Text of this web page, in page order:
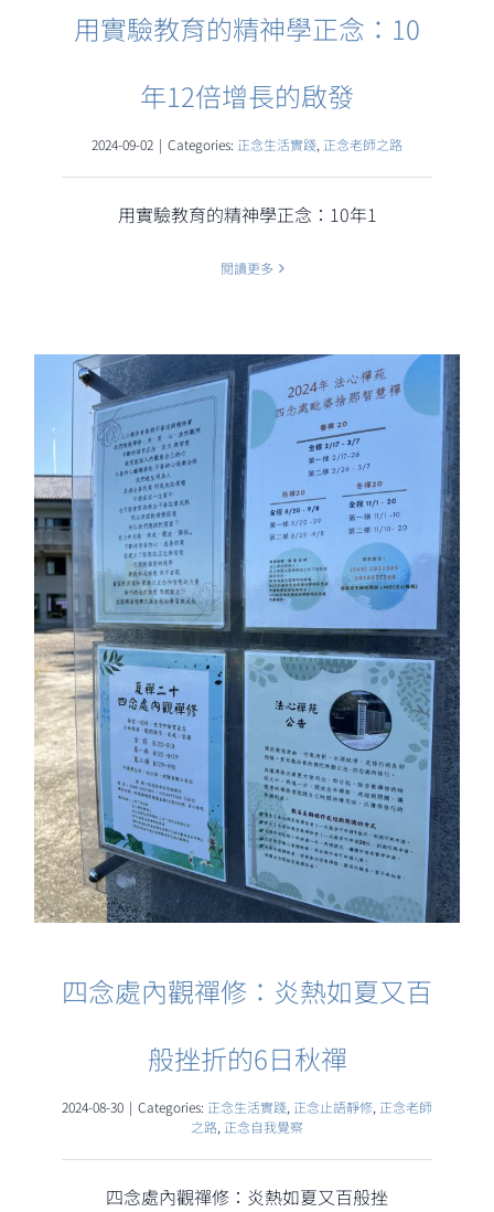
用實驗教育的精神學正念：10
年12倍增長的啟發
2024-09-02 | Categories: 正念生活實踐 正念老師之路
用實驗教育的精神學正念：10年1
閱讀更多
四念處內觀禪修：炎熱如夏又百
般挫折的6日秋禪
2024-08-30 | Categories: 正念生活實踐 正念止語靜修 正念老師
之路 正念自我覺察
四念處內觀禪修：炎熱如夏又百般挫